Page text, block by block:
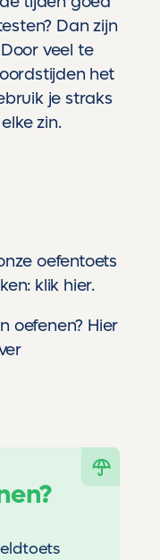
Dan zijn
veel te
het
je straks
zin.
oefentoets
klik hier.
oefenen? Hier